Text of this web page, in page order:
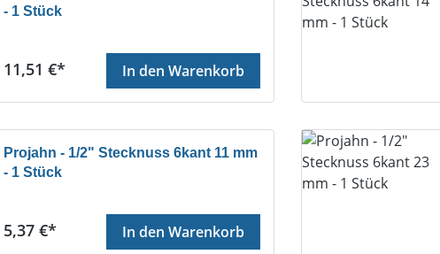
- 1 Stück
Regulärer Preis:
11,51 €* In den Warenkorb
Projahn - 1/2" Stecknuss 6kant 11 mm
- 1 Stück
Regulärer Preis:
5,37 €* In den Warenkorb